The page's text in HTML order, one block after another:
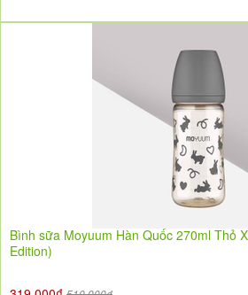
Bình sữa Moyuum Hàn Quốc 270ml Thỏ
Edition)